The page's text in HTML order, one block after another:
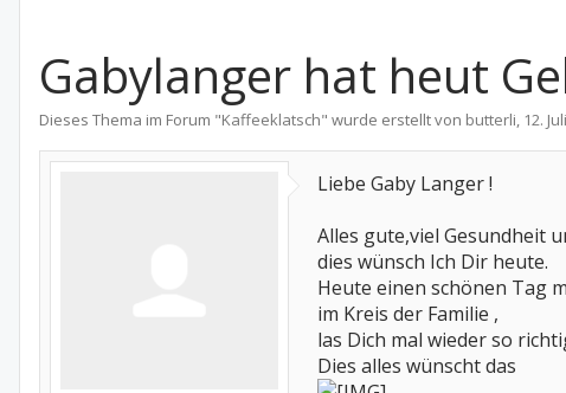
Gabylanger hat heut
Dieses Thema im Forum "Kaffeeklatsch" wurde erstellt von butterli, 12.
Liebe Gaby Langer !
Alles gute,viel Gesundheit
dies wünsch Ich Dir heute.
Heute einen schönen Tag
im Kreis der Familie ,
las Dich mal wieder so
Dies alles wünscht das